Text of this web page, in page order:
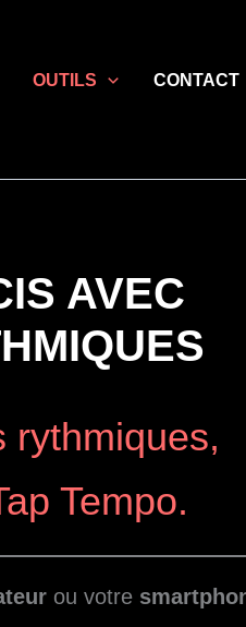
OUTILS CONTACT
AVEC
rythmiques,
Tempo.
ou votre